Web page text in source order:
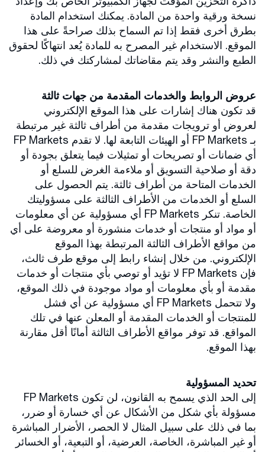
ذاكرة التخزين المؤقت لجهاز الكمبيوتر الخاص بك وإعداد
نسخة ورقية واحدة من المادة. يمكنك استخدام المادة
بطرق أخرى فقط إذا تم السماح بذلك صراحةً على هذا
الموقع. الاستخدام غير المصرح به للمادة يُعد انتهاكًا لحقوق
الطبع والنشر وقد يتم مقاضاتك لمشاركتك في ذلك.
عروض الروابط والخدمات المقدمة من جهات ثالثة
قد تكون هناك إشارات على هذا الموقع الإلكتروني
لعروض أو ترويجات مقدمة من أطراف ثالثة غير مرتبطة
بـ FP Markets أو الهيئات التابعة لها. لا تقدم FP Markets
أي ضمانات أو تصريحات أو تمثيلات فيما يتعلق بجودة أو
دقة أو صلاحية التسويق أو ملاءمة الغرض للسلع أو
الخدمات المتاحة من أطراف ثالثة. يتم الحصول على
السلع أو الخدمات من الأطراف الثالثة على مسؤوليتك
الخاصة. تنكر FP Markets أي مسؤولية عن أي معلومات
أو مواد أو منتجات أو خدمات منشورة أو معروضة على أي
من مواقع الأطراف الثالثة المرتبطة بهذا الموقع
الإلكتروني. من خلال إنشاء رابط إلى موقع طرف ثالث،
فإن FP Markets لا تؤيد أو توصي بأي منتجات أو خدمات
مقدمة أو بأي معلومات أو مواد موجودة في ذلك الموقع،
ولا تتحمل FP Markets أي مسؤولية عن أي فشل
للمنتجات أو الخدمات المقدمة أو المعلن عنها في تلك
المواقع. قد توفر مواقع الأطراف الثالثة أمانًا أقل مقارنة
بهذا الموقع.
تحديد المسؤولية
إلى الحد الذي يسمح به القانون، لن تكون FP Markets
مسؤولة بأي شكل من الأشكال عن أي خسارة أو ضرر،
بما في ذلك على سبيل المثال لا الحصر، الأضرار المباشرة
أو غير المباشرة، الخاصة، العرضية، أو التبعية، أو الخسائر